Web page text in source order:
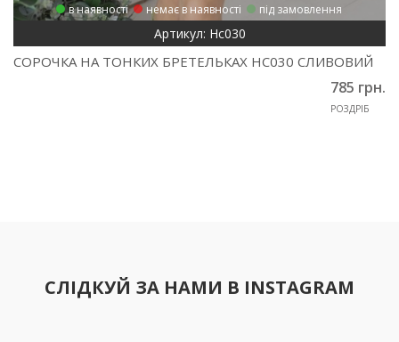
в наявності немає в наявності під замовлення
Артикул: Нс030
СОРОЧКА НА ТОНКИХ БРЕТЕЛЬКАХ НС030 СЛИВОВИЙ
785 грн.
РОЗДРІБ
СЛІДКУЙ ЗА НАМИ В INSTAGRAM